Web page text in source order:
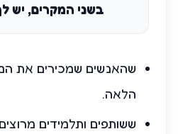
בשני המקרים, יש
שהאנשים שמכירים את
הלאה.
ששותפים ותלמידים